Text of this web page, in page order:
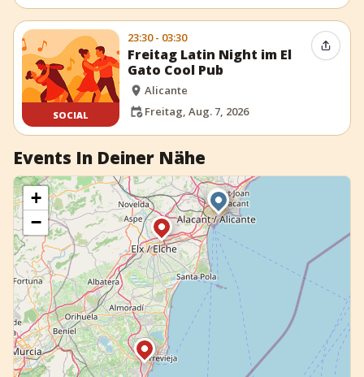
SOCIAL
23:30 - 03:30
Freitag Latin Night im El
Gato Cool Pub
Alicante
Freitag, Aug. 7, 2026
Event
Events In Deiner Nähe
+
−